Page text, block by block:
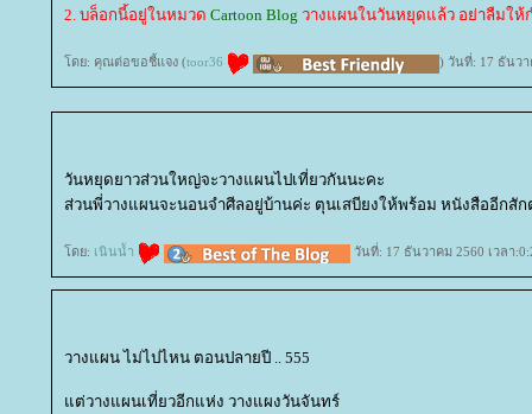
2. บล็อกนี้อยู่ในหมวด Cartoon Blog วางแผนในวันหยุดแล้ว อย่าลืมให้
ดย: คุณต่อขอชี้แจง (toor36 ) วันที่: 17 ธันวา
วันหยุดยาวส่วนใหญ่จะวางแผนไปเที่ยวกันนะคะ
ส่วนพี่วางแผนจะนอนจำศีลอยู่บ้านค่ะ ตุนเสบียงให้พร้อม หนังสืออีกสั
ดย: เนินน้ำ วันที่: 17 ธันวาคม 2560 เวลา
วางแผน ไม่ไปไหน ตอนปลายปี .. 555
ต่วางแผนเที่ยวอีกแห่ง วางแผงวันจันทร์